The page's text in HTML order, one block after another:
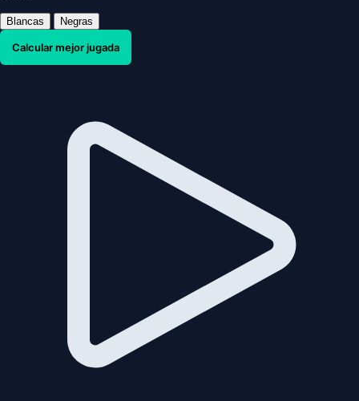
Blancas Negras
Calcular mejor jugada